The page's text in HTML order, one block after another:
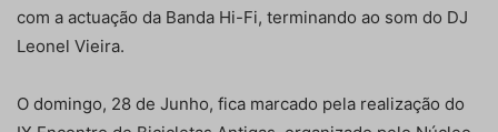
com a actuação da Banda Hi-Fi, terminando ao som do DJ
Leonel Vieira.
O domingo, 28 de Junho, fica marcado pela realização do